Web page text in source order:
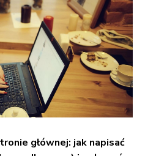
głównej: jak napisać